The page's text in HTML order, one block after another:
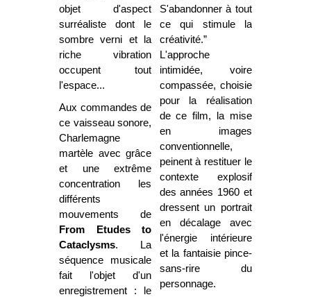
objet d'aspect
surréaliste dont le
sombre verni et la
riche vibration
occupent tout
l'espace...
Aux commandes de
ce vaisseau sonore,
Charlemagne
martèle avec grâce
et une extrême
concentration les
différents
mouvements de
From Etudes to
Cataclysms. La
séquence musicale
fait l'objet d'un
enregistrement : le
S'abandonner à tout
ce qui stimule la
créativité.”
L'approche
intimidée, voire
compassée, choisie
pour la réalisation
de ce film, la mise
en images
conventionnelle,
peinent à restituer le
contexte explosif
des années 1960 et
dressent un portrait
en décalage avec
l'énergie intérieure
et la fantaisie pince-
sans-rire du
personnage.